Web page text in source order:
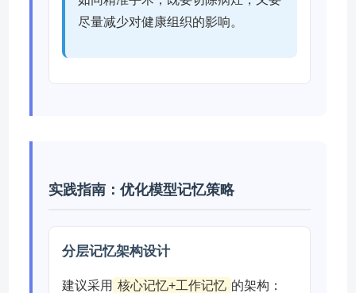
尽量减少对健康组织的影响。
实践指南：优化模型记忆策略
分层记忆架构设计
建议采用 核心记忆+工作记忆 的架构：